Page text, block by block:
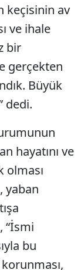
keçisinin av
ve ihale
bir
gerçekten
Büyük
dedi.
hayatını ve
olması
yaban
“İsmi
bu